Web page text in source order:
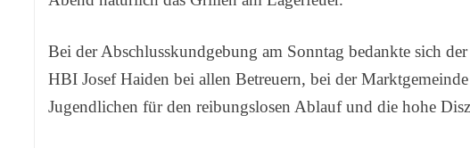
Bei der Abschlusskundgebung am Sonntag bedankte sich
HBI Josef Haiden bei allen Betreuern, bei der
Jugendlichen für den reibungslosen Ablauf und die hohe